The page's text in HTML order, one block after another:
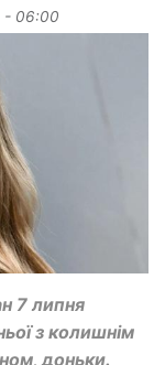
- 06:00
7 липня
з колишнім
доньки.